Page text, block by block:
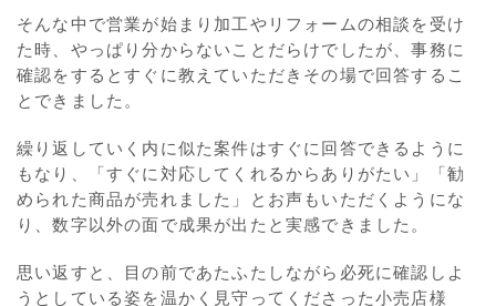
そんな中で営業が始まり加工やリフォームの相談を受け
た時、やっぱり分からないことだらけでしたが、事務に
確認をするとすぐに教えていただきその場で回答するこ
とできました。
繰り返していく内に似た案件はすぐに回答できるように
もなり、「すぐに対応してくれるからありがたい」「勧
められた商品が売れました」とお声もいただくようにな
り、数字以外の面で成果が出たと実感できました。
思い返すと、目の前であたふたしながら必死に確認しよ
うとしている姿を温かく見守ってくださった小売店様